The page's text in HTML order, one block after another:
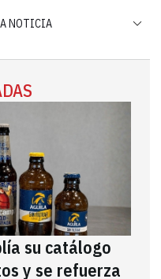
NOTICIA
su catálogo
y se refuerza